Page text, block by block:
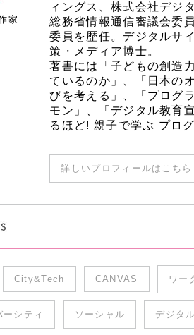
家
ィングス、株式会社デジ
総務省情報通信審議会委
委員を歴任。デジタルサ
策・メディア博士。
著書には「子どもの創造
ているのか」、「日本の
びを考える」、「プログ
モン」、「デジタル教育
るほど! 親子で学ぶ プロ
詳しいプロフィールはこち
City&Tech CANVAS ワー
シティ ソーシャル デジタ